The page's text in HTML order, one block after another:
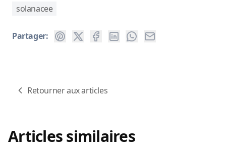
solanacee
Partager:
Retourner aux articles
Articles similaires